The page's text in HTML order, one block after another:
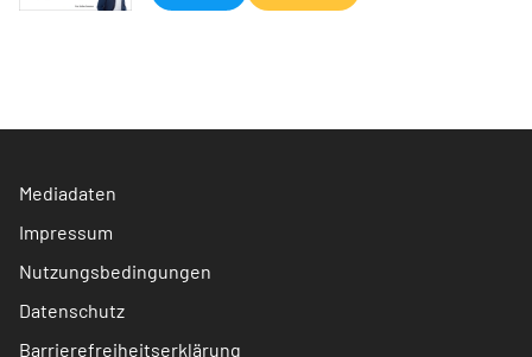
Mediadaten
Impressum
Nutzungsbedingungen
Datenschutz
Barrierefreiheitserklärung